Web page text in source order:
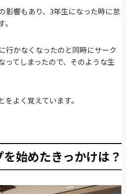
影響もあり、3年生になった時に怠
行かなくなったのと同時にサーク
ってしまったので、そのような生
よく覚えています。
始めたきっかけは？